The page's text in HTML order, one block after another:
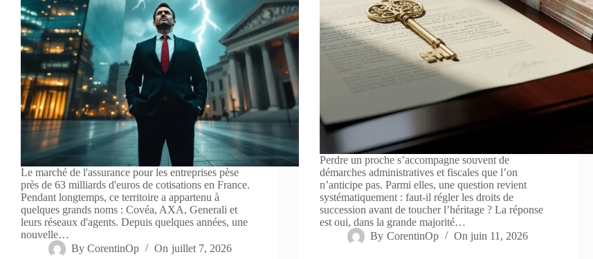
Le marché de l'assurance pour les entreprises pèse
près de 63 milliards d'euros de cotisations en France.
Pendant longtemps, ce territoire a appartenu à
quelques grands noms : Covéa, AXA, Generali et
leurs réseaux d'agents. Depuis quelques années, une
nouvelle…
By CorentinOp On juillet 7, 2026
Perdre un proche s’accompagne souvent de
démarches administratives et fiscales que l’on
n’anticipe pas. Parmi elles, une question revient
systématiquement : faut-il régler les droits de
succession avant de toucher l’héritage ? La réponse
est oui, dans la grande majorité…
By CorentinOp On juin 11, 2026